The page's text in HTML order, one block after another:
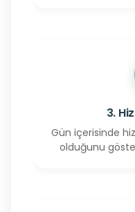
3.
Gün içerisinde
olduğunu